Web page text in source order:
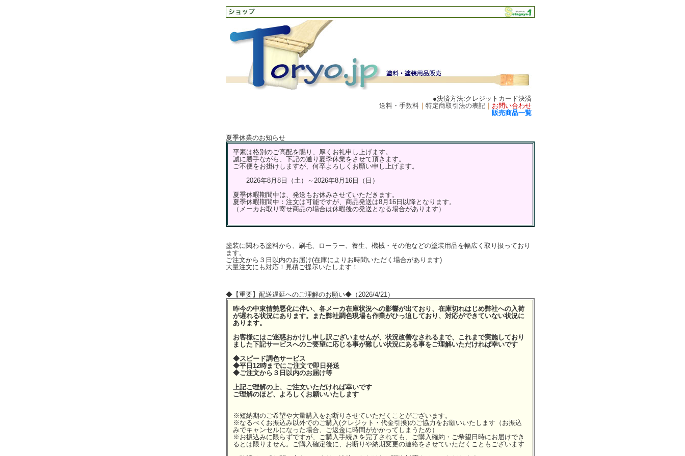
●決済方法:クレジットカード決済
送料・手数料｜ 特定商取引法の表記｜ お問い合わせ
販売商品一覧
夏季休業のお知らせ
平素は格別のご高配を賜り、厚くお礼申し上げます。
誠に勝手ながら、下記の通り夏季休業をさせて頂きます。
ご不便をお掛けしますが、何卒よろしくお願い申し上げます。
2026年8月8日（土）～2026年8月16日（日）
夏季休暇期間中は、発送もお休みさせていただきます。
夏季休暇期間中：注文は可能ですが、商品発送は8月16日以降となります。
（メーカお取り寄せ商品の場合は休暇後の発送となる場合があります）
塗装に関わる塗料から、刷毛、ローラー、養生、機械・その他などの塗装用品を幅広く取り扱っており
ます。
ご注文から３日以内のお届け(在庫によりお時間いただく場合があります)
大量注文にも対応！見積ご提示いたします！
◆【重要】配送遅延へのご理解のお願い◆（2026/4/21）
昨今の中東情勢悪化に伴い、各メーカ在庫状況への影響が出ており、在庫切れはじめ弊社への入荷
が遅れる状況にあります。また弊社調色現場も作業がひっ迫しており、対応ができていない状況に
あります。
お客様にはご迷惑おかけし申し訳ございませんが、状況改善なされるまで、これまで実施しており
ました下記サービスへのご要望に応じる事が難しい状況にある事をご理解いただければ幸いです
◆スピード調色サービス
◆平日12時までにご注文で即日発送
◆ご注文から３日以内のお届け等
上記ご理解の上、ご注文いただければ幸いです
ご理解のほど、よろしくお願いいたします
※短納期のご希望や大量購入をお断りさせていただくことがございます。
※なるべくお振込み以外でのご購入(クレジット・代金引換)のご協力をお願いいたします（お振込
みでキャンセルになった場合、ご返金に時間がかかってしまうため）
※お振込みに限らずですが、ご購入手続きを完了されても、ご購入確約・ご希望日時にお届けでき
るとは限りません。ご購入確定後に、お断りや納期変更の連絡をさせていただくこともございます